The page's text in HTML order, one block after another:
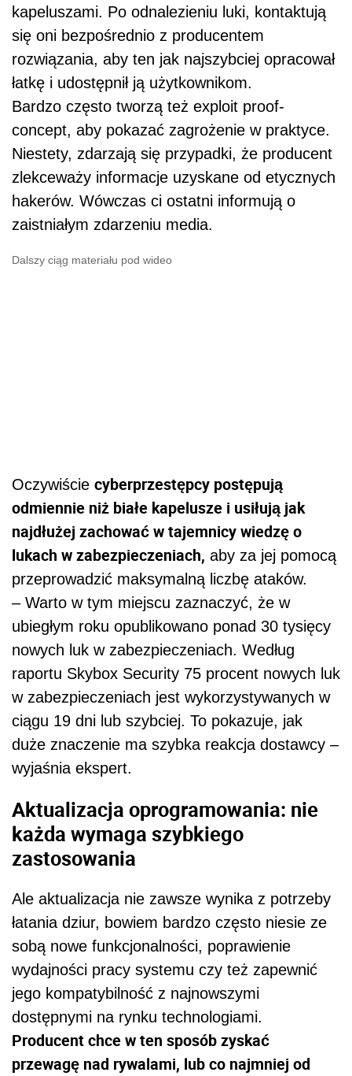
kapeluszami. Po odnalezieniu luki, kontaktują
się oni bezpośrednio z producentem
rozwiązania, aby ten jak najszybciej opracował
łatkę i udostępnił ją użytkownikom.
Bardzo często tworzą też exploit proof-
concept, aby pokazać zagrożenie w praktyce.
Niestety, zdarzają się przypadki, że producent
zlekceważy informacje uzyskane od etycznych
hakerów. Wówczas ci ostatni informują o
zaistniałym zdarzeniu media.
Dalszy ciąg materiału pod wideo
Oczywiście cyberprzestępcy postępują
odmiennie niż białe kapelusze i usiłują jak
najdłużej zachować w tajemnicy wiedzę o
lukach w zabezpieczeniach, aby za jej pomocą
przeprowadzić maksymalną liczbę ataków.
– Warto w tym miejscu zaznaczyć, że w
ubiegłym roku opublikowano ponad 30 tysięcy
nowych luk w zabezpieczeniach. Według
raportu Skybox Security 75 procent nowych luk
w zabezpieczeniach jest wykorzystywanych w
ciągu 19 dni lub szybciej. To pokazuje, jak
duże znaczenie ma szybka reakcja dostawcy –
wyjaśnia ekspert.
Aktualizacja oprogramowania: nie
każda wymaga szybkiego
zastosowania
Ale aktualizacja nie zawsze wynika z potrzeby
łatania dziur, bowiem bardzo często niesie ze
sobą nowe funkcjonalności, poprawienie
wydajności pracy systemu czy też zapewnić
jego kompatybilność z najnowszymi
dostępnymi na rynku technologiami.
Producent chce w ten sposób zyskać
przewagę nad rywalami, lub co najmniej od